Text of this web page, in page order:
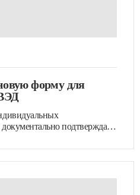
форму для
подтверждать